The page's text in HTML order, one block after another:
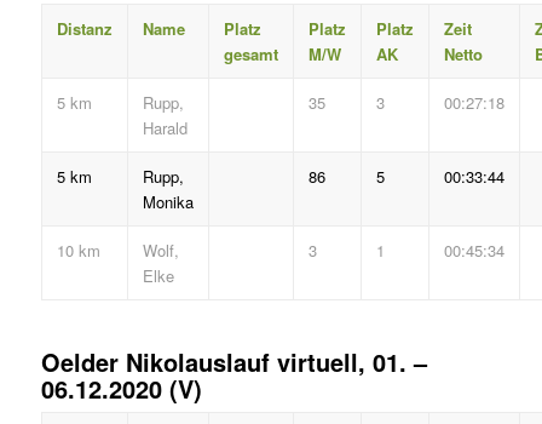
Distanz Name
Platz
gesamt
Platz
M/W
Platz
AK
Zeit
Netto
5 km
Rupp,
Harald
35 3 00:27:18
5 km
Rupp,
Monika
86 5 00:33:44
10 km
Wolf,
Elke
3 1 00:45:34
Oelder Nikolauslauf virtuell, 01. –
06.12.2020 (V)